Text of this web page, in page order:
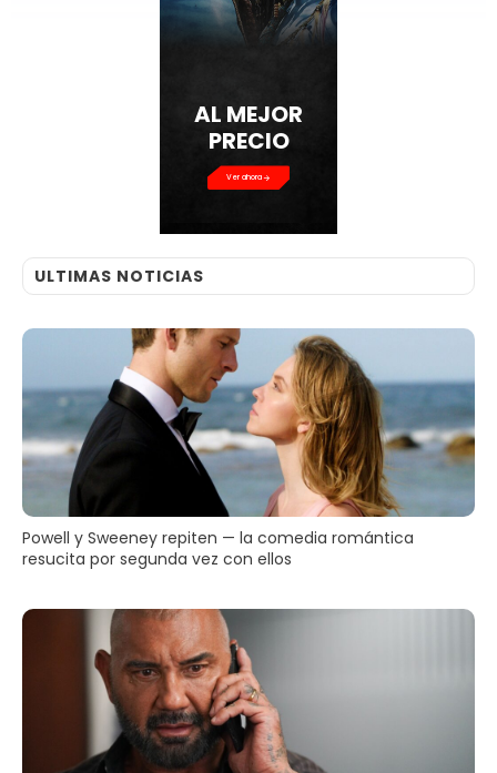
AL MEJOR
PRECIO
Ver ahora
ULTIMAS NOTICIAS
Powell y Sweeney repiten — la comedia romántica
resucita por segunda vez con ellos